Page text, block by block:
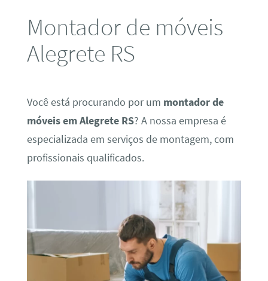
Montador de móveis
Alegrete RS
Você está procurando por um montador de
móveis em Alegrete RS? A nossa empresa é
especializada em serviços de montagem, com
profissionais qualificados.